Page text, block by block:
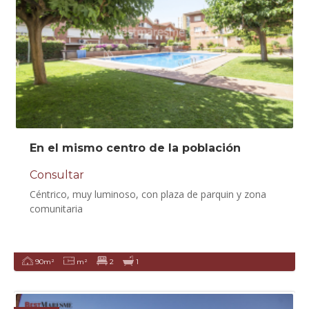
En el mismo centro de la población
Consultar
Céntrico, muy luminoso, con plaza de parquin y zona
comunitaria
90m² m² 2 1